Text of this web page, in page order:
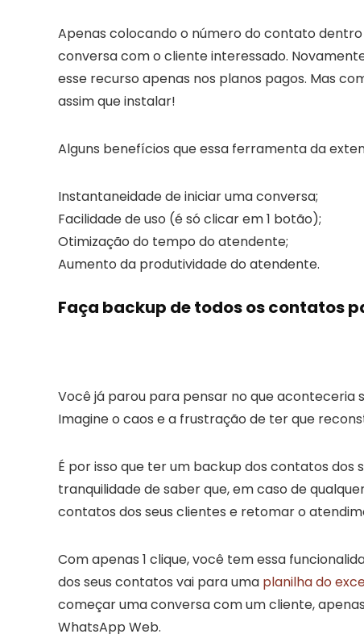
Apenas colocando o número do contato
conversa com o cliente interessado.
esse recurso apenas nos planos pagos. Mas
assim que instalar!
Alguns benefícios que essa ferramenta da
Instantaneidade de iniciar uma conversa;
Facilidade de uso (é só clicar em 1 botão);
Otimização do tempo do atendente;
Aumento da produtividade do atendente.
Faça backup de todos os contatos
Você já parou para pensar no que aconteceria
Imagine o caos e a frustração de ter que
É por isso que ter um backup dos contatos
tranquilidade de saber que, em caso de
contatos dos seus clientes e retomar o
Com apenas 1 clique, você tem essa
dos seus contatos vai para uma planilha do
começar uma conversa com um cliente,
WhatsApp Web.